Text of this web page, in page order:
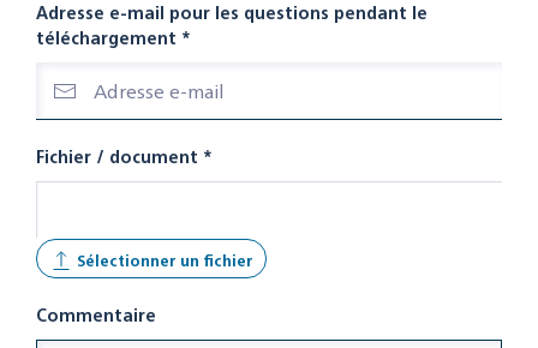
Adresse e-mail pour les questions pendant le
téléchargement *
Fichier / document *
Sélectionner un fichier
Commentaire